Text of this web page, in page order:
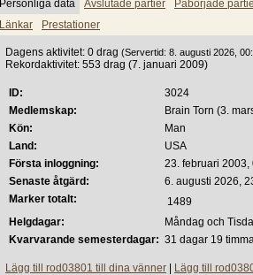
Personliga data Avslutade partier
Påbörjade
Länkar
Prestationer
Dagens aktivitet: 0 drag (Servertid: 8. augusti 2026,
Rekordaktivitet: 553 drag (7. januari 2009)
ID:
3024
Medlemskap:
Brain Torn (3.
Kön:
Man
Land:
USA
Första inloggning:
23. februari 2003,
Senaste åtgärd:
6. augusti 2026,
Marker totalt:
1489
Helgdagar:
Måndag och
Kvarvarande semesterdagar: 31 dagar 19
Lägg till rod03801 till dina vänner Lägg till